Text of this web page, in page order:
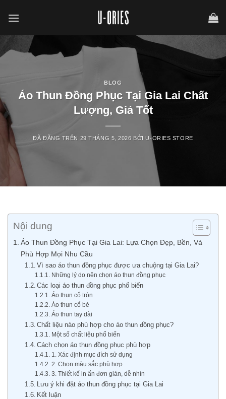
đến
dung
BLOG
Áo Thun Đồng Phục Tại Gia Lai Chất
Lượng, Giá Tốt
ĐÃ ĐĂNG TRÊN 29 THÁNG 5, 2026 BỞI U-ORIES STORE
Nội dung
Áo Thun Đồng Phục Tại Gia Lai: Lựa Chọn Đẹp, Bền, Và
Phù Hợp Mọi Nhu Cầu
Vì sao áo thun đồng phục được ưa chuộng tại Gia Lai?
Những lý do nên chọn áo thun đồng phục
Các loại áo thun đồng phục phổ biến
Áo thun cổ tròn
Áo thun cổ bẻ
Áo thun tay dài
Chất liệu nào phù hợp cho áo thun đồng phục?
Một số chất liệu phổ biến
Cách chọn áo thun đồng phục phù hợp
1. Xác định mục đích sử dụng
2. Chọn màu sắc phù hợp
3. Thiết kế in ấn đơn giản, dễ nhìn
Lưu ý khi đặt áo thun đồng phục tại Gia Lai
Kết luận